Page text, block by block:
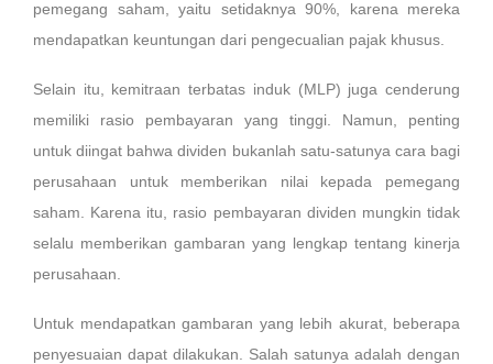
pemegang saham, yaitu setidaknya 90%, karena mereka
mendapatkan keuntungan dari pengecualian pajak khusus.
Selain itu, kemitraan terbatas induk (MLP) juga cenderung
memiliki rasio pembayaran yang tinggi. Namun, penting
untuk diingat bahwa dividen bukanlah satu-satunya cara bagi
perusahaan untuk memberikan nilai kepada pemegang
saham. Karena itu, rasio pembayaran dividen mungkin tidak
selalu memberikan gambaran yang lengkap tentang kinerja
perusahaan.
Untuk mendapatkan gambaran yang lebih akurat, beberapa
penyesuaian dapat dilakukan. Salah satunya adalah dengan